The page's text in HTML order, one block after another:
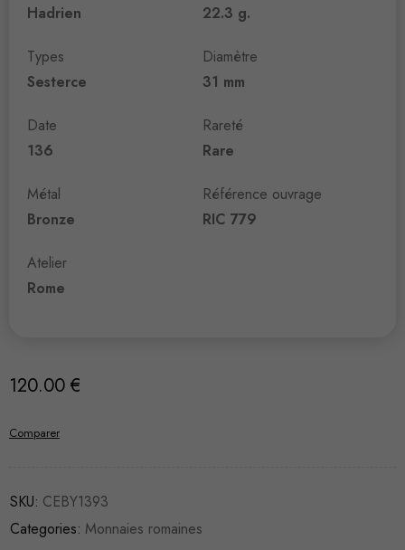
Hadrien
Types
Sesterce
Date
136
Métal
Bronze
Atelier
Rome
22.3 g.
Diamètre
31 mm
Rareté
Rare
Référence ouvrage
RIC 779
120.00 €
Comparer
SKU: CEBY1393
Categories: Monnaies romaines